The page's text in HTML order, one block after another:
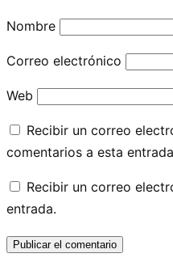
Nombre
Correo electrónico
Web
Recibir un correo
comentarios a esta
Recibir un correo
entrada.